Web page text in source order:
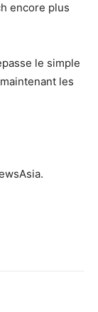
encore plus
le simple
les